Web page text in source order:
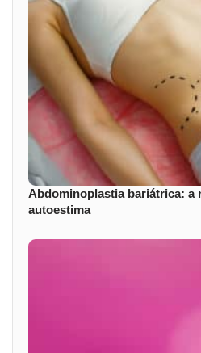
Abdominoplastia bariátrica: a
autoestima